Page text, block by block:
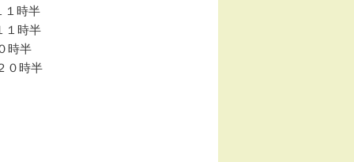
時半
１時半
半
時半